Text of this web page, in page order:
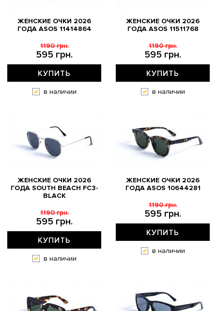
ЖЕНСКИЕ ОЧКИ 2026
ГОДА АSOS 11414864
595 грн.
1190 грн.
КУПИТЬ
в наличии
ЖЕНСКИЕ ОЧКИ 2026
ГОДА АSOS 11511768
595 грн.
1190 грн.
КУПИТЬ
в наличии
ЖЕНСКИЕ ОЧКИ 2026
ГОДА SOUTH BEACH FC3-
BLACK
595 грн.
1190 грн.
КУПИТЬ
в наличии
ЖЕНСКИЕ ОЧКИ 2026
ГОДА АSOS 10644281
595 грн.
1190 грн.
КУПИТЬ
в наличии